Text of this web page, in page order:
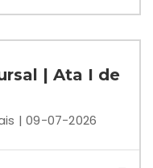
| Ata I de
| 09-07-2026